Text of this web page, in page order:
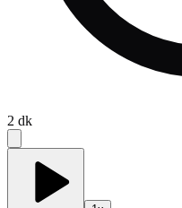
2 dk